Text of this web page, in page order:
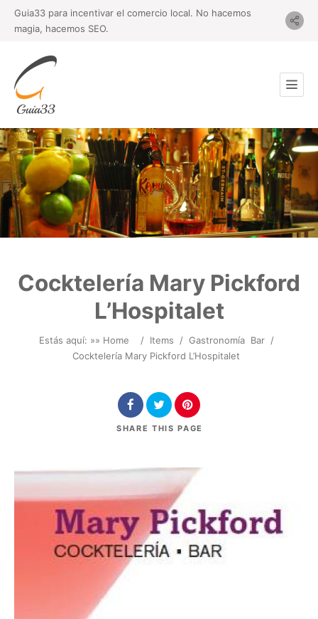
Guia33 para incentivar el comercio local. No hacemos
magia, hacemos SEO.
Cocktelería Mary Pickford
L’Hospitalet
Estás aquí: »» Home / Items / Gastronomía Bar /
Cocktelería Mary Pickford L’Hospitalet
SHARE THIS PAGE